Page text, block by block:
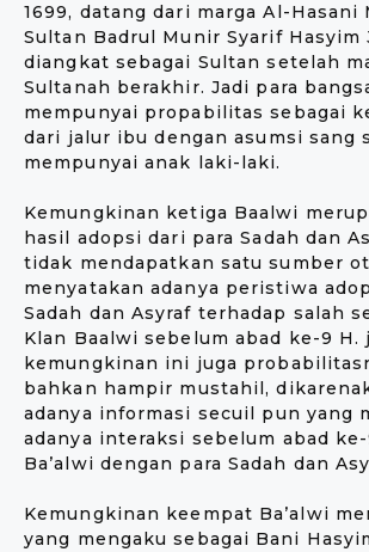
1699, datang dari marga Al-Hasani
Sultan Badrul Munir Syarif Hasyim
diangkat sebagai Sultan setelah
Sultanah berakhir. Jadi para
mempunyai propabilitas sebagai
dari jalur ibu dengan asumsi sang
mempunyai anak laki-laki.
Kemungkinan ketiga Baalwi
hasil adopsi dari para Sadah dan
tidak mendapatkan satu sumber
menyatakan adanya peristiwa
Sadah dan Asyraf terhadap salah
Klan Baalwi sebelum abad ke-9 H.
kemungkinan ini juga
bahkan hampir mustahil,
adanya informasi secuil pun yang
adanya interaksi sebelum abad
Ba’alwi dengan para Sadah dan
Kemungkinan keempat Ba’alwi
yang mengaku sebagai Bani